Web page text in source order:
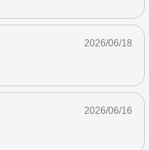
2026/06/18
2026/06/16